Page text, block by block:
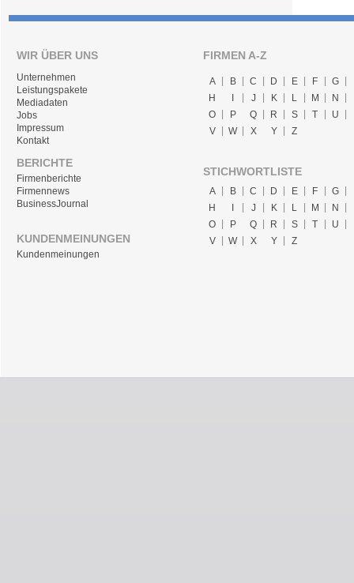
WIR ÜBER UNS
Unternehmen
Leistungspakete
Mediadaten
Jobs
Impressum
Kontakt
BERICHTE
Firmenberichte
Firmennews
BusinessJournal
KUNDENMEINUNGEN
Kundenmeinungen
FIRMEN A-Z
A B C D E F
G
H
J K L M
N
O
P Q R S T
U
V
W X Y Z
STICHWORTLISTE
A B C D E F
G
H
I J K L M
N
O
P Q R S T
U
V
W X Y Z